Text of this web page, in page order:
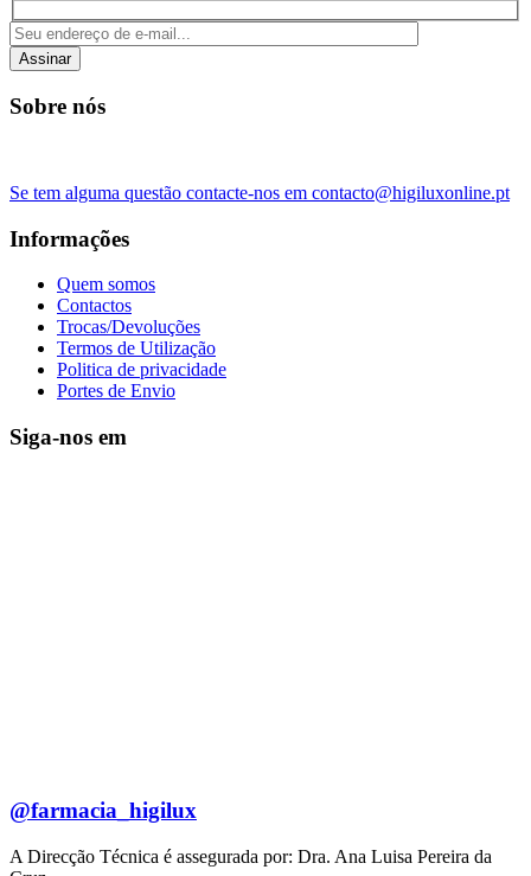
Assinar
Sobre nós
Se tem alguma questão contacte-nos em contacto@higiluxonline.pt
Informações
Quem somos
Contactos
Trocas/Devoluções
Termos de Utilização
Politica de privacidade
Portes de Envio
Siga-nos em
@farmacia_higilux
A Direcção Técnica é assegurada por: Dra. Ana Luisa Pereira da